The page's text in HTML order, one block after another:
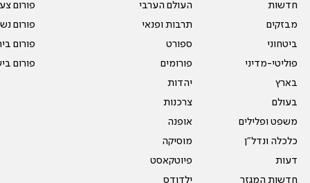
חדשות
מבזקים
ביטחוני
פוליטי-מדיני
בארץ
בעולם
משפט ופלילים
כלכלה ונדל"ן
דעות
חדשות המגזר
העולם הערבי
תרבות ופנאי
ספורט
פורומים
יהדות
צרכנות
אופנה
מוסיקה
פיוטקאסט
ילדודס
פורום
פורום
פורום
פורום